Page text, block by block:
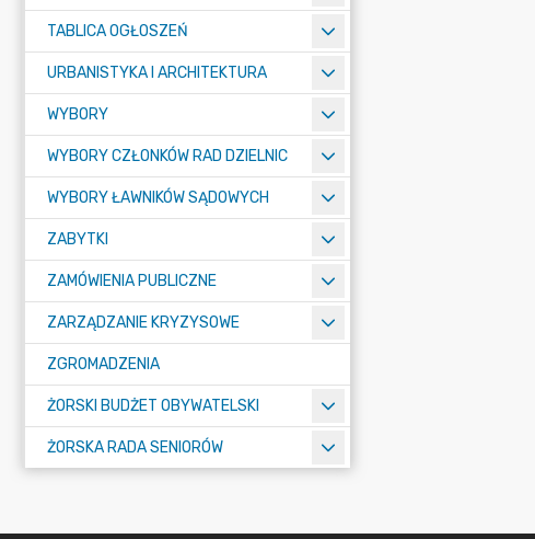
TABLICA OGŁOSZEŃ
URBANISTYKA I ARCHITEKTURA
WYBORY
WYBORY CZŁONKÓW RAD DZIELNIC
WYBORY ŁAWNIKÓW SĄDOWYCH
ZABYTKI
ZAMÓWIENIA PUBLICZNE
ZARZĄDZANIE KRYZYSOWE
ZGROMADZENIA
ŻORSKI BUDŻET OBYWATELSKI
ŻORSKA RADA SENIORÓW